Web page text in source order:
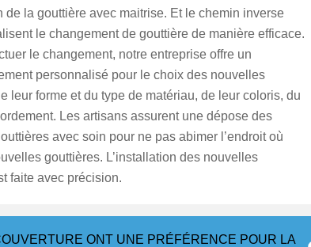
de la gouttière avec maitrise. Et le chemin inverse
le changement de gouttière de manière efficace.
le changement, notre entreprise offre un
personnalisé pour le choix des nouvelles
leur forme et du type de matériau, de leur coloris, du
Les artisans assurent une dépose des
avec soin pour ne pas abimer l’endroit où
gouttières. L’installation des nouvelles
faite avec précision.
ONT UNE PRÉFÉRENCE POUR LA